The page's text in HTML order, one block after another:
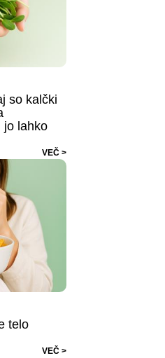
so kalčki
jo lahko
VEČ >
telo
VEČ >